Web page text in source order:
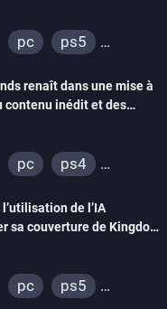
pc
ps5
switch
ps4
xbox one
renaît dans une mise à
contenu inédit et des
pc
ps4
de l’IA
sa couverture de Kingdom
pc
ps5